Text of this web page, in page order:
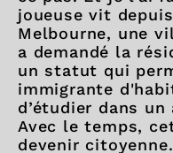
joueuse vit
Melbourne, une
a demandé la
un statut qui
immigrante
d’étudier dans
Avec le temps,
devenir